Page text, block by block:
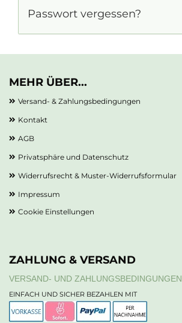
Passwort vergessen?
MEHR ÜBER...
Versand- & Zahlungsbedingungen
Kontakt
AGB
Privatsphäre und Datenschutz
Widerrufsrecht & Muster-Widerrufsformular
Impressum
Cookie Einstellungen
ZAHLUNG & VERSAND
VERSAND- UND ZAHLUNGSBEDINGUNGEN
EINFACH UND SICHER BEZAHLEN MIT